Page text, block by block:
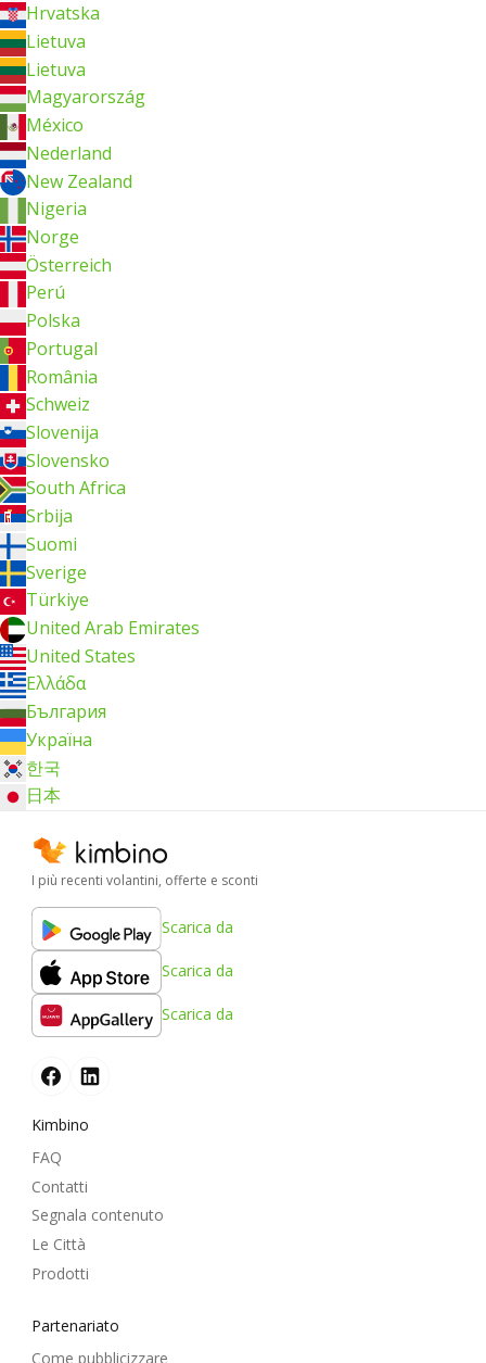
Hrvatska
Lietuva
Lietuva
Magyarország
México
Nederland
New Zealand
Nigeria
Norge
Österreich
Perú
Polska
Portugal
România
Schweiz
Slovenija
Slovensko
South Africa
Srbija
Suomi
Sverige
Türkiye
United Arab Emirates
United States
Ελλάδα
България
Україна
한국
日本
I più recenti volantini, offerte e sconti
Scarica da
Scarica da
Scarica da
Kimbino
FAQ
Contatti
Segnala contenuto
Le Città
Prodotti
Partenariato
Come pubblicizzare